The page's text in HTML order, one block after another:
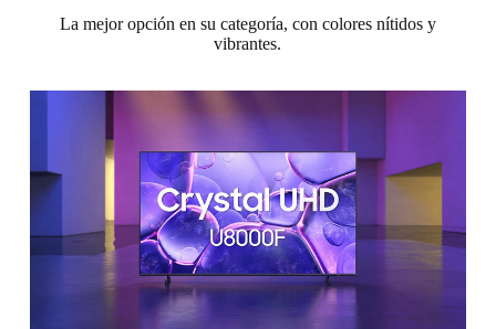
La mejor opción en su categoría, con colores nítidos y
vibrantes.